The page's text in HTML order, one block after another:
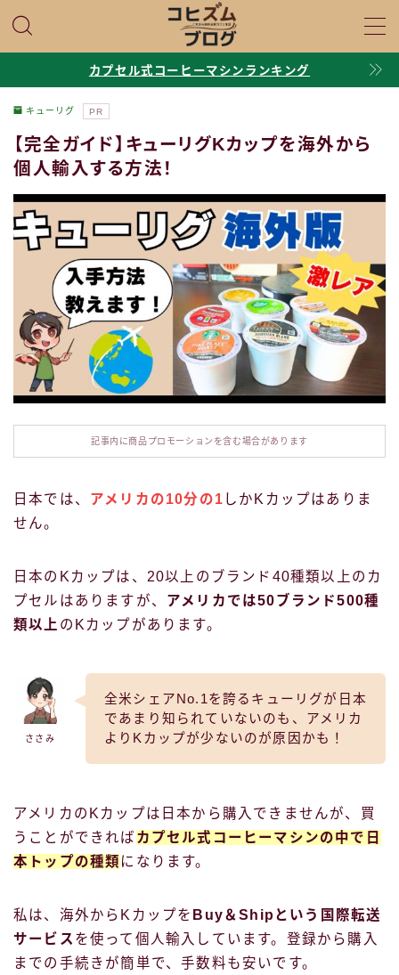
口コミ・評判
マシン比較
Q＆A・基礎知識
プロフィール
お問い合わせ
カプセル式コーヒーマシンランキング
キューリグ PR
【完全ガイド】キューリグKカップを海外から
個人輸入する方法！
記事内に商品プロモーションを含む場合があります
日本では、 アメリカの10分の1 しかKカップはありま
せん。
日本のKカップは、20以上のブランド40種類以上のカ
プセルはありますが、 アメリカでは50ブランド500種
類以上 のKカップがあります。
ささみ
全米シェアNo.1を誇るキューリグが日本
であまり知られていないのも、アメリカ
よりKカップが少ないのが原因かも！
アメリカのKカップは日本から購入できませんが、買
うことができれば カプセル式コーヒーマシンの中で日
本トップの種類 になります。
私は、海外からKカップを Buy＆Shipという国際転送
サービス を使って個人輸入しています。登録から購入
までの手続きが簡単で、手数料も安いです。